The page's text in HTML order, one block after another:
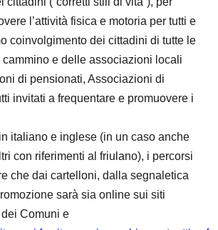
l’attività fisica e motoria per tutti e
coinvolgimento dei cittadini di tutte le
e delle associazioni locali
di pensionati, Associazioni di
invitati a frequentare e promuovere i
italiano e inglese (in un caso anche
con riferimenti al friulano), i percorsi
che dai cartelloni, dalla segnaletica
sarà sia online sui siti
Comuni e